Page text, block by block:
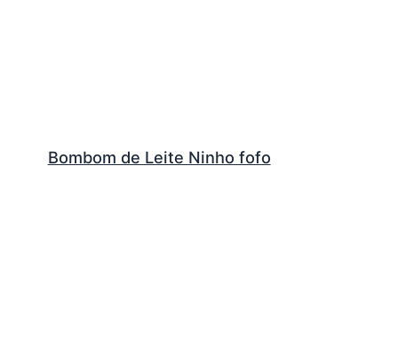
Bombom de Leite Ninho fofo